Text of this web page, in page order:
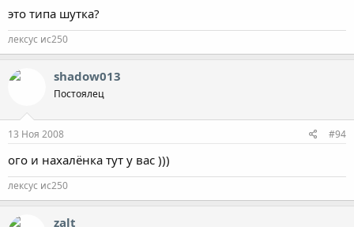
это типа шутка?
лексус ис250
shadow013
Постоялец
13 Ноя 2008 #94
ого и нахалёнка тут у вас )))
лексус ис250
zalt